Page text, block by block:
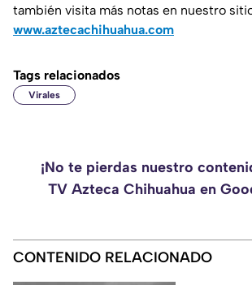
también visita más notas en nuestro
www.aztecachihuahua.com
Tags relacionados
Virales
¡No te pierdas nuestro
TV Azteca Chihuahua en
CONTENIDO RELACIONADO